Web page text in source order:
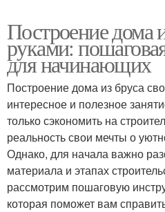
Построение дома
руками:
для начинающих
Построение дома из бруса
интересное и полезное
только сэкономить на
реальность свои мечты о
Однако, для начала важно
материала и этапах
рассмотрим пошаговую
которая поможет вам